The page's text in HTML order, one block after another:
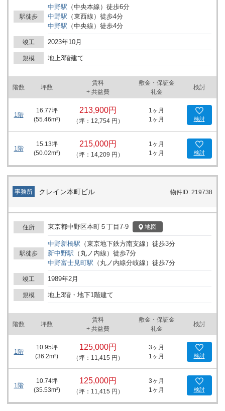
駅徒歩
中野駅 （中央本線 ） 徒歩6分
中野駅 （東西線 ） 徒歩4分
中野駅 （中央線 ） 徒歩4分
竣工 2023年10月
規模 地上3階建て
階数 坪数
賃料
+ 共益費
敷金・保証金
礼金
検討
1階
16.77坪
(55.46m²)
213,900円
（坪：12,754 円）
1ヶ月
1ヶ月
検討
1階
15.13坪
(50.02m²)
215,000円
（坪：14,209 円）
1ヶ月
1ヶ月
検討
事務所 クレイン本町ビル 物件ID: 219738
住所 東京都中野区本町５丁目7-9 地図
駅徒歩
中野新橋駅 （東京地下鉄方南支線 ） 徒歩3分
新中野駅 （ 丸ノ内線 ） 徒歩7分
中野富士見町駅 （ 丸ノ内線分岐線 ） 徒歩7分
竣工 1989年2月
規模 地上3階・地下1階建て
階数 坪数
賃料
+ 共益費
敷金・保証金
礼金
検討
1階
10.95坪
(36.2m²)
125,000円
（坪：11,415 円）
3ヶ月
1ヶ月
検討
1階
10.74坪
(35.53m²)
125,000円
（坪：11,415 円）
3ヶ月
1ヶ月
検討